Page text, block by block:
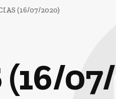
(16/07/2020)